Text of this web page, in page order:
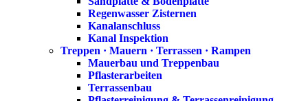
Regenwasser Zisternen
Kanalanschluss
Kanal Inspektion
Treppen · Mauern · Terrassen · Rampen
Mauerbau und Treppenbau
Pflasterarbeiten
Terrassenbau